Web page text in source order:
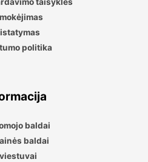
taisyklės
politika
baldai
baldai